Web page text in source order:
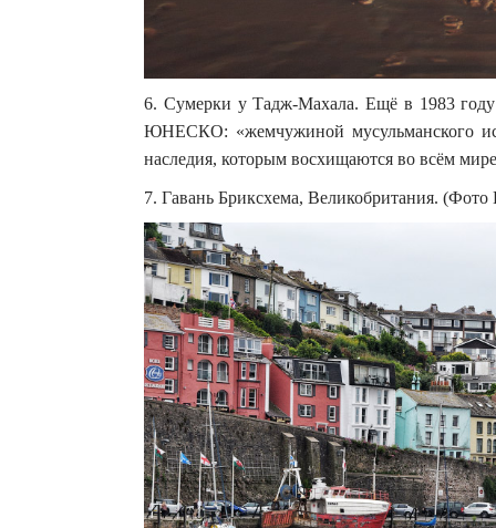
6. Сумерки у Тадж-Махала. Ещё в 1983
ЮНЕСКО: «жемчужиной мусульманского
наследия, которым восхищаются во всём
7. Гавань Бриксхема, Великобритания. (Фото